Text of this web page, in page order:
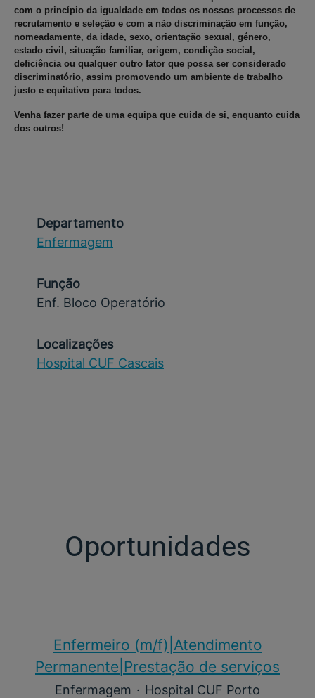
com o princípio da igualdade em todos os nossos processos de
recrutamento e seleção e com a não discriminação em função,
nomeadamente, da idade, sexo, orientação sexual, género,
estado civil, situação familiar, origem, condição social,
deficiência ou qualquer outro fator que possa ser considerado
discriminatório, assim promovendo um ambiente de trabalho
justo e equitativo para todos.
Venha fazer parte de uma equipa que cuida de si, enquanto cuida
dos outros!
Departamento
Enfermagem
Função
Enf. Bloco Operatório
Localizações
Hospital CUF Cascais
Oportunidades
Enfermeiro (m/f)​|Atendimento
Permanente|Prestação de serviços
Enfermagem · Hospital CUF Porto